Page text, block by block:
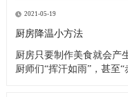
2021-05-19
厨房降温小方法
厨房只要制作美食就会产
厨师们“挥汗如雨”，甚至